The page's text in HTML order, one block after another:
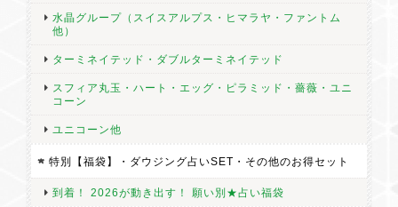
水晶グループ（スイスアルプス・ヒマラヤ・ファントム
他）
ターミネイテッド・ダブルターミネイテッド
スフィア丸玉・ハート・エッグ・ピラミッド・薔薇・ユニ
コーン
ユニコーン他
特別【福袋】・ダウジング占いSET・その他のお得セット
到着！ 2026が動き出す！ 願い別★占い福袋